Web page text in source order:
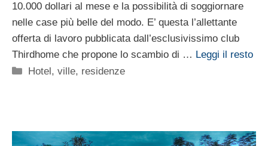
10.000 dollari al mese e la possibilità di soggiornare
nelle case più belle del modo. E’ questa l’allettante
offerta di lavoro pubblicata dall’esclusivissimo club
Thirdhome che propone lo scambio di … Leggi il resto
Categorie
Hotel, ville, residenze